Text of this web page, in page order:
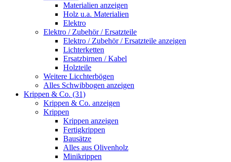
Materialien anzeigen
Holz u.a. Materialien
Elektro
Elektro / Zubehör / Ersatzteile
Elektro / Zubehör / Ersatzteile anzeigen
Lichterketten
Ersatzbirnen / Kabel
Holzteile
Weitere Licchterbögen
Alles Schwibbogen anzeigen
Krippen & Co. (31)
Krippen & Co. anzeigen
Krippen
Krippen anzeigen
Fertigkrippen
Bausätze
Alles aus Olivenholz
Minikrippen